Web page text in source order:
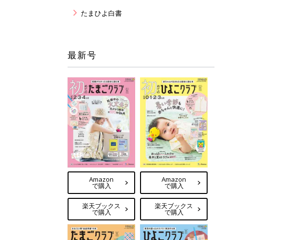
たまひよ白書
最新号
Amazon
で購入
楽天ブックス
で購入
Amazon
で購入
楽天ブックス
で購入